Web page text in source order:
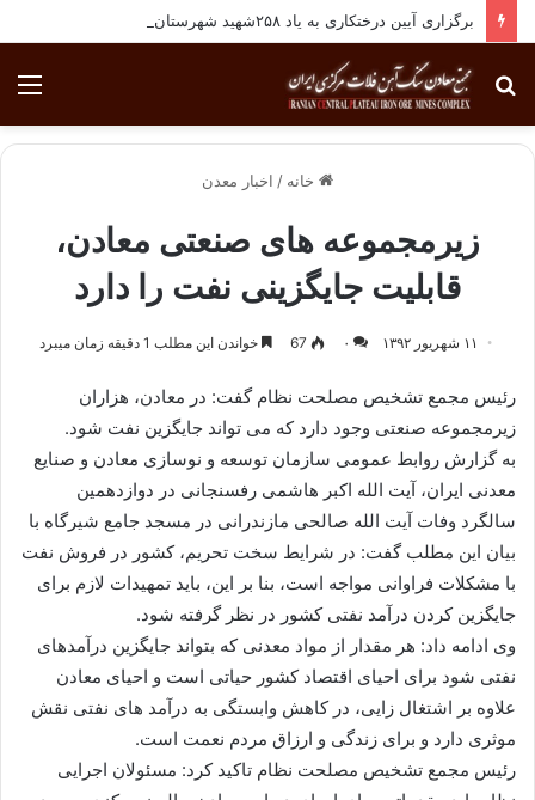
برگزاری آیین درختکاری به یاد ۲۵۸شهید شهرستان بافق
جستجو
برای
خانه / اخبار معدن
زیرمجموعه های صنعتی معادن،
قابلیت جایگزینی نفت را دارد
۱۱ شهریور ۱۳۹۲ ۰ 67 خواندن این مطلب 1 دقیقه زمان میبرد
رئیس مجمع تشخیص مصلحت نظام گفت: در معادن، هزاران
زیرمجموعه صنعتی وجود دارد که می تواند جایگزین نفت شود.
به گزارش روابط عمومی سازمان توسعه و نوسازی معادن و صنایع
معدنی ایران، آیت الله اکبر هاشمی رفسنجانی در دوازدهمین
سالگرد وفات آیت الله صالحی مازندرانی در مسجد جامع شیرگاه با
بیان این مطلب گفت: ‌در شرایط سخت تحریم، كشور در فروش نفت
با مشكلات فراوانی مواجه است، بنا بر این، باید تمهیدات لازم برای
جایگزین كردن درآمد نفتی كشور در نظر گرفته شود.
وی ادامه داد: هر مقدار از مواد معدنی كه بتواند جایگزین درآمدهای
نفتی شود برای احیای اقتصاد كشور حیاتی است و احیای معادن
علاوه بر اشتغال زایی، در كاهش وابستگی به درآمد های نفتی نقش
موثری دارد و برای زندگی و ارزاق مردم نعمت است.
رئیس مجمع تشخیص مصلحت نظام تاكید كرد: مسئولان اجرایی